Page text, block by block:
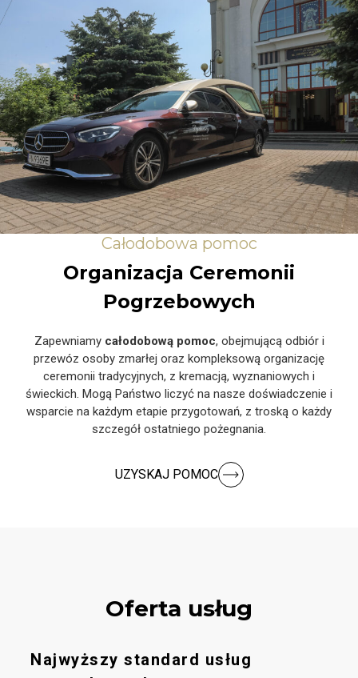
Całodobowa pomoc
Organizacja Ceremonii
Pogrzebowych
Zapewniamy całodobową pomoc, obejmującą odbiór i
przewóz osoby zmarłej oraz kompleksową organizację
ceremonii tradycyjnych, z kremacją, wyznaniowych i
świeckich. Mogą Państwo liczyć na nasze doświadczenie i
wsparcie na każdym etapie przygotowań, z troską o każdy
szczegół ostatniego pożegnania.
UZYSKAJ POMOC
Oferta usług
Najwyższy standard usług